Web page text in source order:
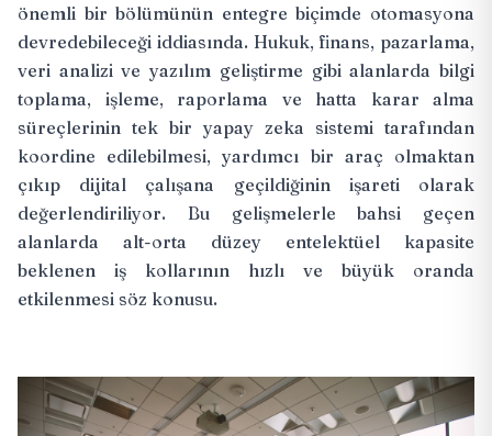
önemli bir bölümünün entegre biçimde otomasyona
devredebileceği iddiasında. Hukuk, finans, pazarlama,
veri analizi ve yazılım geliştirme gibi alanlarda bilgi
toplama, işleme, raporlama ve hatta karar alma
süreçlerinin tek bir yapay zeka sistemi tarafından
koordine edilebilmesi, yardımcı bir araç olmaktan
çıkıp dijital çalışana geçildiğinin işareti olarak
değerlendiriliyor. Bu gelişmelerle bahsi geçen
alanlarda alt-orta düzey entelektüel kapasite
beklenen iş kollarının hızlı ve büyük oranda
etkilenmesi söz konusu.